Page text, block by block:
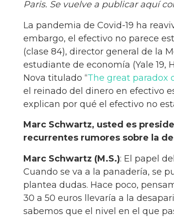
Paris. Se vuelve a publicar aquí
La pandemia de Covid-19 ha
embargo, el efectivo no parece
(clase 84), director general de la
estudiante de economía (Yale
Nova titulado “The great paradox
el reinado del dinero en efectivo
explican por qué el efectivo no
Marc Schwartz, usted es
recurrentes rumores sobre la
Marc Schwartz (M.S.): El papel
Cuando se va a la panadería, se
plantea dudas. Hace poco,
30 a 50 euros llevaría a la
sabemos que el nivel en el que